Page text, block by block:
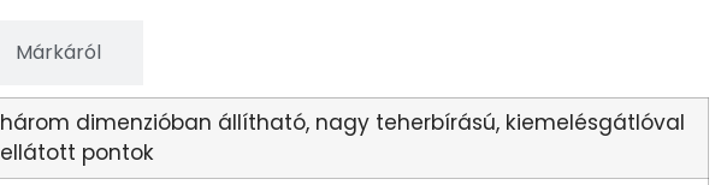
Márkáról
három dimenzióban állítható, nagy teherbírású, kiemelésgátlóval
ellátott pontok